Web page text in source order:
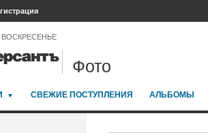
ВОСКРЕСЕНЬЕ
Фото
СВЕЖИЕ ПОСТУПЛЕНИЯ АЛЬБОМЫ